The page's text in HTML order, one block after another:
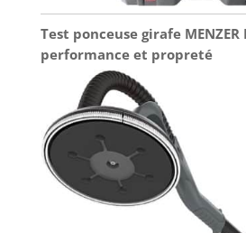
Test ponceuse girafe MENZER
performance et propreté